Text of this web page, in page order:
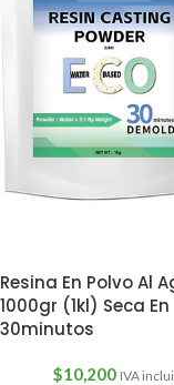
Resina En Polvo Al
1000gr (1kl) Seca En
30minutos
$10,200 IVA